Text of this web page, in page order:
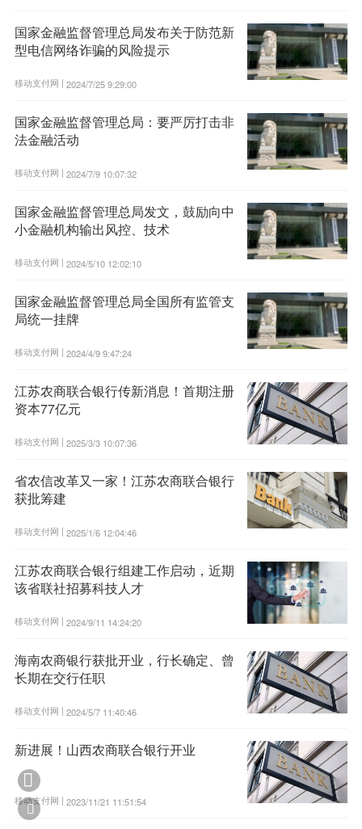
国家金融监督管理总局发布关于防范新
型电信网络诈骗的风险提示
移动支付网 | 2024/7/25 9:29:00
国家金融监督管理总局：要严厉打击非
法金融活动
移动支付网 | 2024/7/9 10:07:32
国家金融监督管理总局发文，鼓励向中
小金融机构输出风控、技术
移动支付网 | 2024/5/10 12:02:10
国家金融监督管理总局全国所有监管支
局统一挂牌
移动支付网 | 2024/4/9 9:47:24
江苏农商联合银行传新消息！首期注册
资本77亿元
移动支付网 | 2025/3/3 10:07:36
省农信改革又一家！江苏农商联合银行
获批筹建
移动支付网 | 2025/1/6 12:04:46
江苏农商联合银行组建工作启动，近期
该省联社招募科技人才
移动支付网 | 2024/9/11 14:24:20
海南农商银行获批开业，行长确定、曾
长期在交行任职
移动支付网 | 2024/5/7 11:40:46
新进展！山西农商联合银行开业
移动支付网 | 2023/11/21 11:51:54

